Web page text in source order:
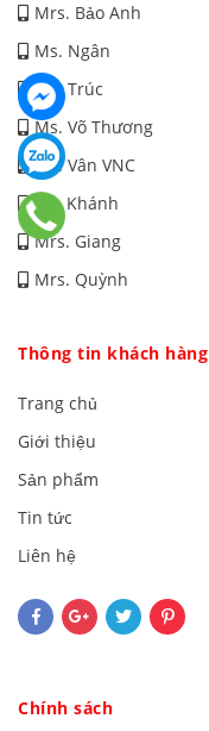
Mrs. Bảo Anh
Ms. Ngân
Ms. Trúc
Ms. Võ Thương
Ms. Vân VNC
Mr. Khánh
Mrs. Giang
Mrs. Quỳnh
Thông tin khách hàng
Trang chủ
Giới thiệu
Sản phẩm
Tin tức
Liên hệ
Chính sách